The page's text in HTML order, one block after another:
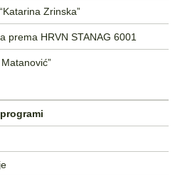
Zrinska”
prema HRVN STANAG 6001